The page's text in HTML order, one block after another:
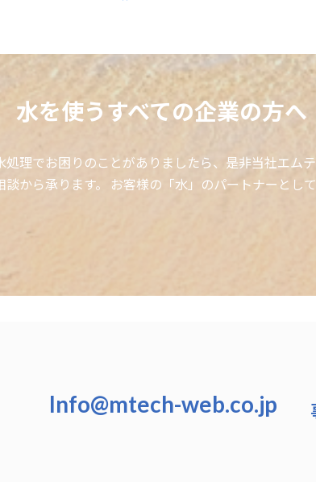
水を使うすべての企業の方へ
理でお困りのことがありましたら、是非当社エム
から承ります。 お客様の「水」のパートナーとし
Info@mtech-web.co.jp